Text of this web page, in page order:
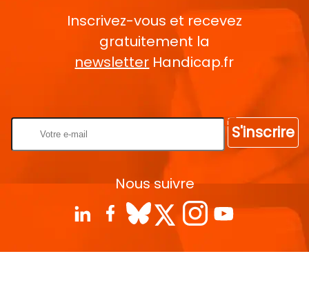
Inscrivez-vous et recevez
gratuitement la
newsletter Handicap.fr
S'inscrire
Nous suivre